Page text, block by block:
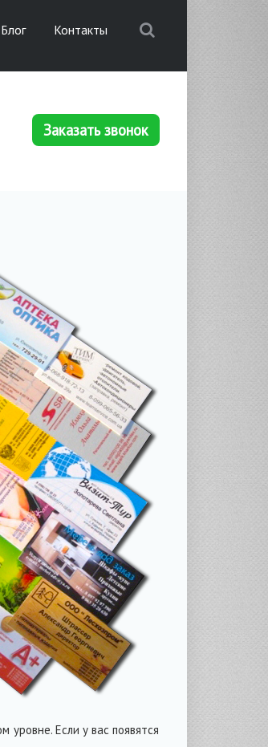
Блог Контакты
Заказать звонок
уровне. Если у вас появятся